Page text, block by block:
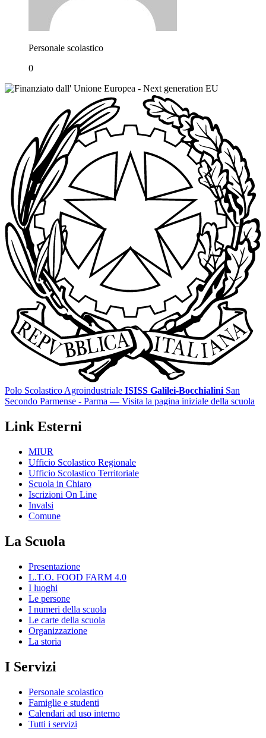
Personale scolastico
0
Polo Scolastico Agroindustriale ISISS Galilei-Bocchialini San
Secondo Parmense - Parma — Visita la pagina iniziale della scuola
Link Esterni
MIUR
Ufficio Scolastico Regionale
Ufficio Scolastico Territoriale
Scuola in Chiaro
Iscrizioni On Line
Invalsi
Comune
La Scuola
Presentazione
L.T.O. FOOD FARM 4.0
I luoghi
Le persone
I numeri della scuola
Le carte della scuola
Organizzazione
La storia
I Servizi
Personale scolastico
Famiglie e studenti
Calendari ad uso interno
Tutti i servizi